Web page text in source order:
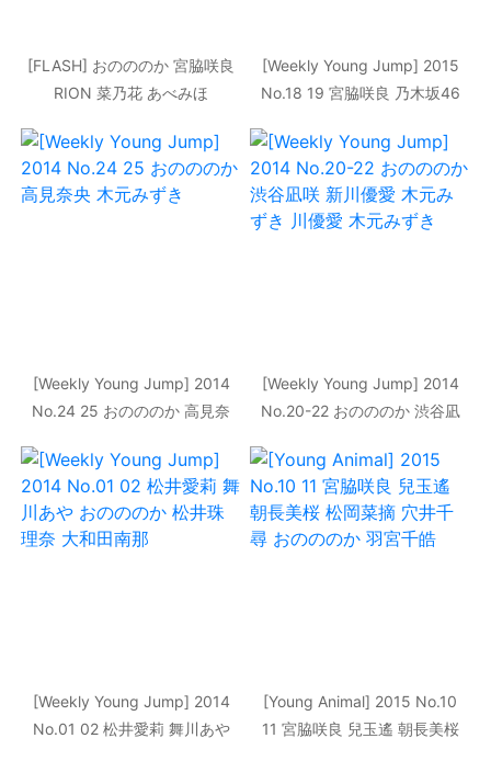
[FLASH] おのののか 宮脇咲良
RION 菜乃花 あべみほ
[Weekly Young Jump] 2015
No.18 19 宮脇咲良 乃木坂46
[Weekly Young Jump] 2014
No.24 25 おのののか 高見奈
[Weekly Young Jump] 2014
No.20-22 おのののか 渋谷凪
愛 木元みずき
[Weekly Young Jump] 2014
No.01 02 松井愛莉 舞川あや
[Young Animal] 2015 No.10
11 宮脇咲良 兒玉遙 朝長美桜